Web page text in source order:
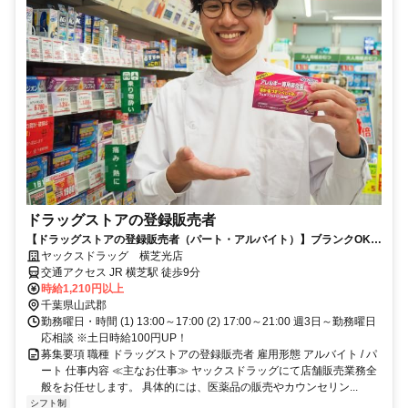
ドラッグストアの登録販売者
【ドラッグストアの登録販売者（パート・アルバイト）】ブランクOK！
ヤックスドラッグ 横芝光店！
ヤックスドラッグ 横芝光店
交通アクセス JR 横芝駅 徒歩9分
時給1,210円以上
千葉県山武郡
勤務曜日・時間 (1) 13:00～17:00 (2) 17:00～21:00 週3日～勤務曜日
応相談 ※土日時給100円UP！
募集要項 職種 ドラッグストアの登録販売者 雇用形態 アルバイト / パ
ート 仕事内容 ≪主なお仕事≫ ヤックスドラッグにて店舗販売業務全
般をお任せします。 具体的には、医薬品の販売やカウンセリン...
シフト制